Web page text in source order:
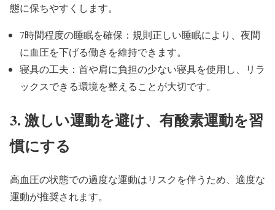
態に保ちやすくします。
7時間程度の睡眠を確保：規則正しい睡眠により、夜間
に血圧を下げる働きを維持できます。
寝具の工夫：首や肩に負担の少ない寝具を使用し、リラ
ックスできる環境を整えることが大切です。
3. 激しい運動を避け、有酸素運動を習
慣にする
高血圧の状態での過度な運動はリスクを伴うため、適度な
運動が推奨されます。